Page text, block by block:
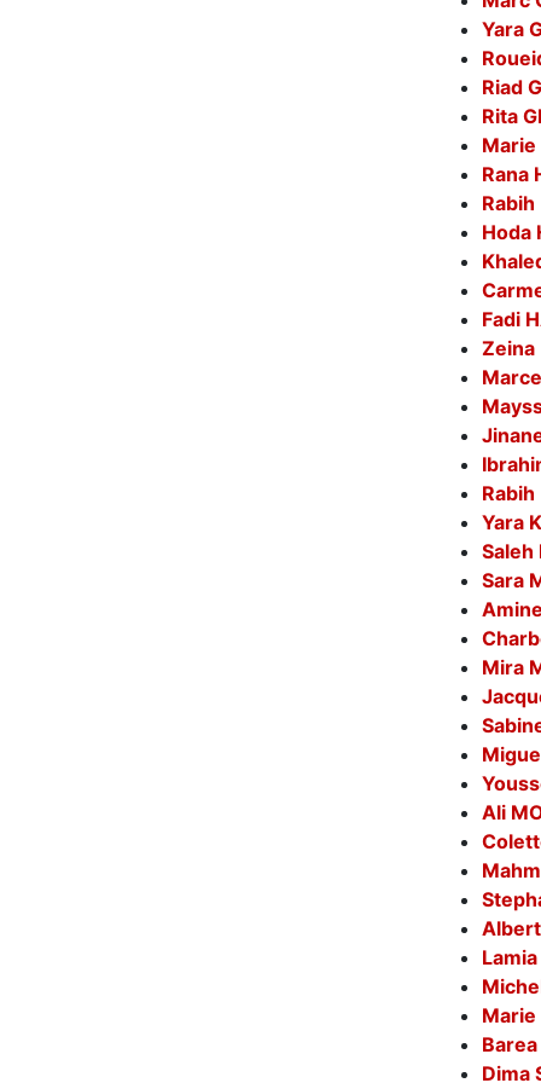
Yara
Riad
Rita
Marie
Rana
Rabih
Hoda
Fadi
Zeina
Rabih
Yara
Saleh
Sara
Mira
Ali
Marie
Barea
Dima